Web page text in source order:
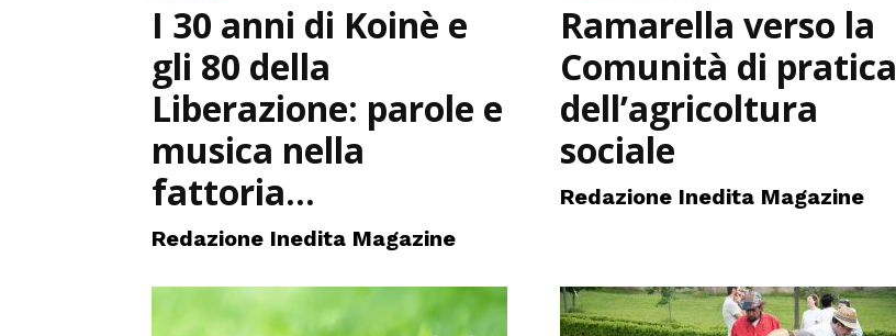
I 30 anni di Koinè e
gli 80 della
Liberazione: parole e
musica nella
fattoria...
Redazione Inedita Magazine
Ramarella verso la
Comunità di pratica
dell’agricoltura
sociale
Redazione Inedita Magazine